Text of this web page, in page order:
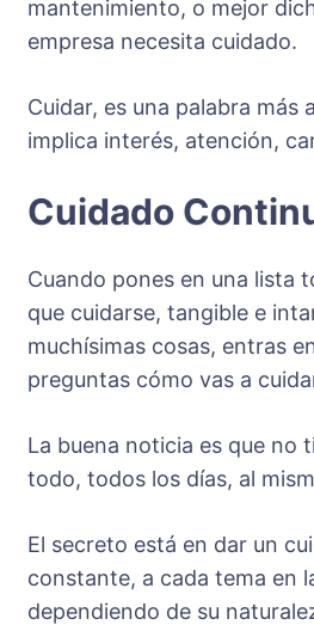
mantenimiento, o mejor
empresa necesita cuidado.
Cuidar, es una palabra más
implica interés, atención,
Cuidado
Cuando pones en una lista
que cuidarse, tangible e
muchísimas cosas, entras
preguntas cómo vas a
La buena noticia es que no
todo, todos los días, al
El secreto está en dar un
constante, a cada tema en
dependiendo de su